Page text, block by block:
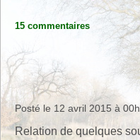
15 commentaires
Posté le 12 avril 2015 à
Relation de quelques